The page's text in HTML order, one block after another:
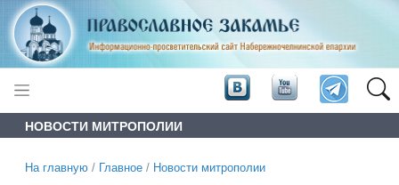
НОВОСТИ МИТРОПОЛИИ
На главную / Главное / Новости митрополии